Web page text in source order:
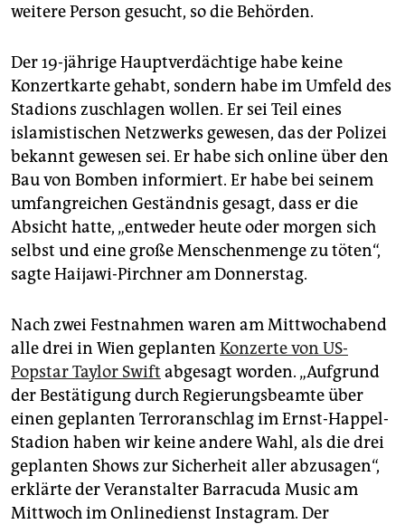
weitere Person gesucht, so die Behörden.
Der 19-jährige Hauptverdächtige habe keine
Konzertkarte gehabt, sondern habe im Umfeld des
Stadions zuschlagen wollen. Er sei Teil eines
islamistischen Netzwerks gewesen, das der Polizei
bekannt gewesen sei. Er habe sich online über den
Bau von Bomben informiert. Er habe bei seinem
umfangreichen Geständnis gesagt, dass er die
Absicht hatte, „entweder heute oder morgen sich
selbst und eine große Menschenmenge zu töten“,
sagte Haijawi-Pirchner am Donnerstag.
Nach zwei Festnahmen waren am Mittwochabend
alle drei in Wien geplanten Konzerte von US-
Popstar Taylor Swift abgesagt worden. „Aufgrund
der Bestätigung durch Regierungsbeamte über
einen geplanten Terroranschlag im Ernst-Happel-
Stadion haben wir keine andere Wahl, als die drei
geplanten Shows zur Sicherheit aller abzusagen“,
erklärte der Veranstalter Barracuda Music am
Mittwoch im Onlinedienst Instagram. Der